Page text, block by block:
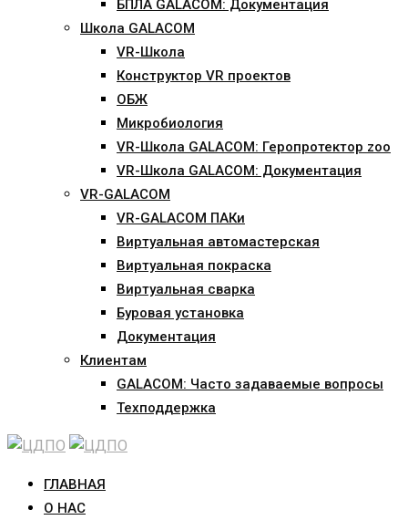
БПЛА GALACOM: Документация
Школа GALACOM
VR-Школа
Конструктор VR проектов
ОБЖ
Микробиология
VR-Школа GALACOM: Геропротектор zoo
VR-Школа GALACOM: Документация
VR-GALACOM
VR-GALACOM ПАКи
Виртуальная автомастерская
Виртуальная покраска
Виртуальная сварка
Буровая установка
Документация
Клиентам
GALACOM: Часто задаваемые вопросы
Техподдержка
ГЛАВНАЯ
О НАС